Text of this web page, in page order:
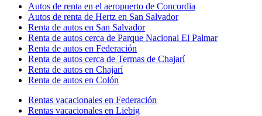
Autos de renta en el aeropuerto de Concordia
Autos de renta de Hertz en San Salvador
Renta de autos en San Salvador
Renta de autos cerca de Parque Nacional El Palmar
Renta de autos en Federación
Renta de autos cerca de Termas de Chajarí
Renta de autos en Chajarí
Renta de autos en Colón
Rentas vacacionales en Federación
Rentas vacacionales en Liebig